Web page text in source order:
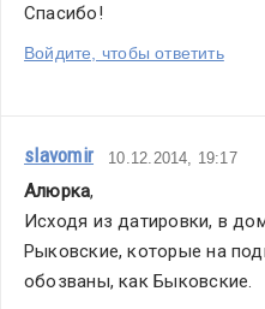
Спасибо!
Войдите, чтобы ответить
slavomir 10.12.2014, 19:17
Алюрка,
Исходя из датировки, в
Рыковские, которые на
обозваны, как Быковские.